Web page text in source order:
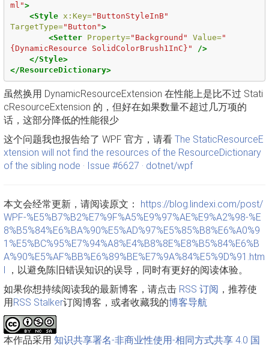
ml">
<Style
x:Key="ButtonStyleInB"
TargetType="Button">
<Setter
Property="Background" Value="
{DynamicResource SolidColorBrush1InC}"
/>
</Style>
</ResourceDictionary>
虽然换用 DynamicResourceExtension 在性能上是比不过 Stati
cResourceExtension 的，但好在如果数量不超过几万项的
话，这部分降低的性能很少
这个问题我也报告给了 WPF 官方，请看 The StaticResourceE
xtension will not find the resources of the ResourceDictionary
of the sibling node · Issue #6627 · dotnet/wpf
本文会经常更新，请阅读原文：
https://blog.lindexi.com/post/
WPF-%E5%B7%B2%E7%9F%A5%E9%97%AE%E9%A2%98-%E
8%B5%84%E6%BA%90%E5%AD%97%E5%85%B8%E6%A0%9
1%E5%BC%95%E7%94%A8%E4%B8%8E%E8%B5%84%E6%B
A%90%E5%AF%BB%E6%89%BE%E7%9A%84%E5%9D%91.htm
，以避免陈旧错误知识的误导，同时有更好的阅读体验。
如果你想持续阅读我的最新博客，请点击 RSS 订阅 ，推荐使
用 RSS Stalker订阅博客，或者收藏我的博客导航
本作品采用 知识共享署名-非商业性使用-相同方式共享 4.0 国